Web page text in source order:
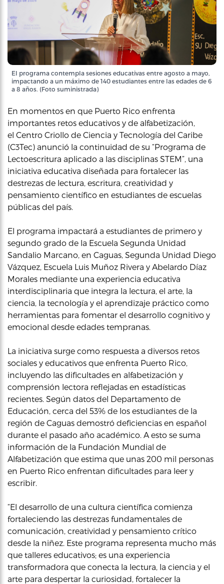
El programa contempla sesiones educativas entre agosto a mayo,
impactando a un máximo de 140 estudiantes entre las edades de 6
a 8 años. (Foto suministrada)
En momentos en que Puerto Rico enfrenta
importantes retos educativos y de alfabetización,
el Centro Criollo de Ciencia y Tecnología del Caribe
(C3Tec) anunció la continuidad de su “Programa de
Lectoescritura aplicado a las disciplinas STEM”, una
iniciativa educativa diseñada para fortalecer las
destrezas de lectura, escritura, creatividad y
pensamiento científico en estudiantes de escuelas
públicas del país.
El programa impactará a estudiantes de primero y
segundo grado de la Escuela Segunda Unidad
Sandalio Marcano, en Caguas, Segunda Unidad Diego
Vázquez, Escuela Luis Muñoz Rivera y Abelardo Díaz
Morales mediante una experiencia educativa
interdisciplinaria que integra la lectura, el arte, la
ciencia, la tecnología y el aprendizaje práctico como
herramientas para fomentar el desarrollo cognitivo y
emocional desde edades tempranas.
La iniciativa surge como respuesta a diversos retos
sociales y educativos que enfrenta Puerto Rico,
incluyendo las dificultades en alfabetización y
comprensión lectora reflejadas en estadísticas
recientes. Según datos del Departamento de
Educación, cerca del 53% de los estudiantes de la
región de Caguas demostró deficiencias en español
durante el pasado año académico. A esto se suma
información de la Fundación Mundial de
Alfabetización que estima que unas 200 mil personas
en Puerto Rico enfrentan dificultades para leer y
escribir.
“El desarrollo de una cultura científica comienza
fortaleciendo las destrezas fundamentales de
comunicación, creatividad y pensamiento crítico
desde la niñez. Este programa representa mucho más
que talleres educativos; es una experiencia
transformadora que conecta la lectura, la ciencia y el
arte para despertar la curiosidad, fortalecer la